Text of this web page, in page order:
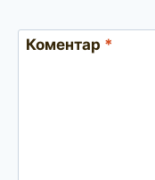
Коментар *